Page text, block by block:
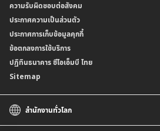
บริการฝากเงินเข้าบัญชีธนาคาร ซีไอเอ็มบี ไทย ที่ตู้บุญเติ
ความรับผิดชอบต่อสังคม
ประกาศความเป็นส่วนตัว
ประกาศการเก็บข้อมูลคุกกี้
ข้อตกลงการใช้บริการ
ปฏิทินธนาคาร ซีไอเอ็มบี ไทย
Sitemap
สำนักงานทั่วโลก